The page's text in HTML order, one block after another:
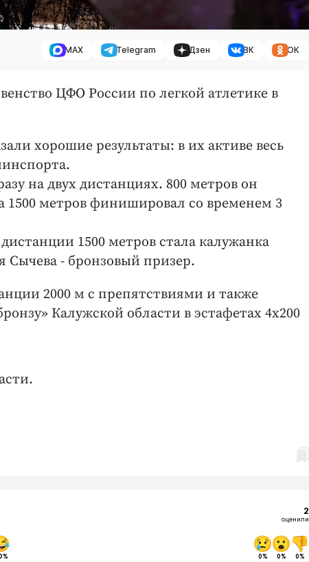
MAX Telegram Дзен ВК ОК
ЦФО России по легкой атлетике в
хорошие результаты: в их активе весь
на двух дистанциях. 800 метров он
1500 метров финишировал со временем 3
1500 метров стала калужанка
Сычева - бронзовый призер.
2000 м с препятствиями и также
Калужской области в эстафетах 4х200
2
оценили
0% 0% 0%